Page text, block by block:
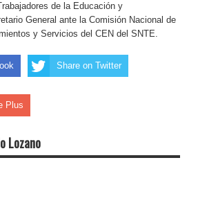
de la Educación y
General ante la Comisión Nacional de
y Servicios del CEN del SNTE.
Share on Twitter
Plus
Lozano